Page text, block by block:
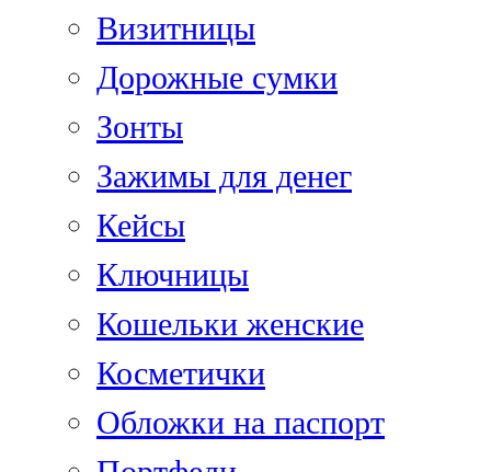
Визитницы
Дорожные сумки
Зонты
Зажимы для денег
Кейсы
Ключницы
Кошельки женские
Косметички
Обложки на паспорт